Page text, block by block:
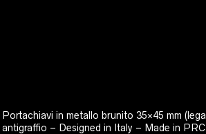
Portachiavi in metallo brunito 35×45 mm
antigraffio – Designed in Italy – Made in